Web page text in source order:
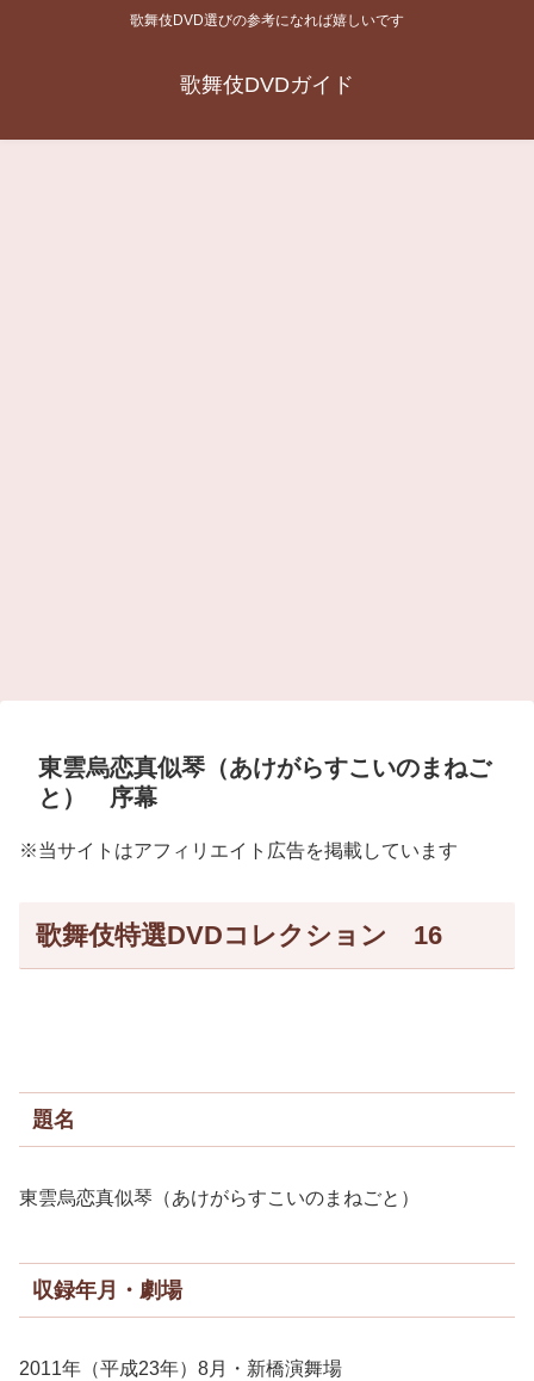
歌舞伎DVD選びの参考になれば嬉しいです
歌舞伎DVDガイド
東雲烏恋真似琴（あけがらすこいのまねご
と） 序幕
※当サイトはアフィリエイト広告を掲載しています
歌舞伎特選DVDコレクション 16
題名
東雲烏恋真似琴（あけがらすこいのまねごと）
収録年月・劇場
2011年（平成23年）8月・新橋演舞場